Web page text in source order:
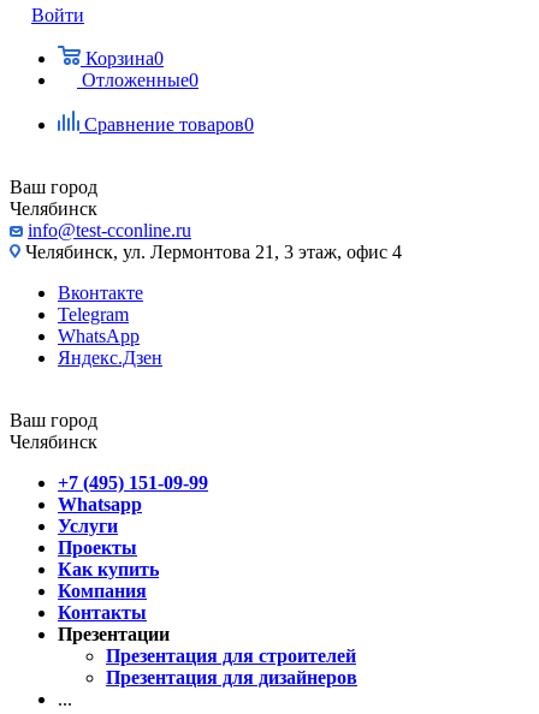
Войти
Корзина0
Отложенные0
Сравнение товаров0
Ваш город
Челябинск
info@test-cconline.ru
Челябинск, ул. Лермонтова 21, 3 этаж, офис 4
Вконтакте
Telegram
WhatsApp
Яндекс.Дзен
Ваш город
Челябинск
+7 (495) 151-09-99
Whatsapp
Услуги
Проекты
Как купить
Компания
Контакты
Презентации
Презентация для строителей
Презентация для дизайнеров
...